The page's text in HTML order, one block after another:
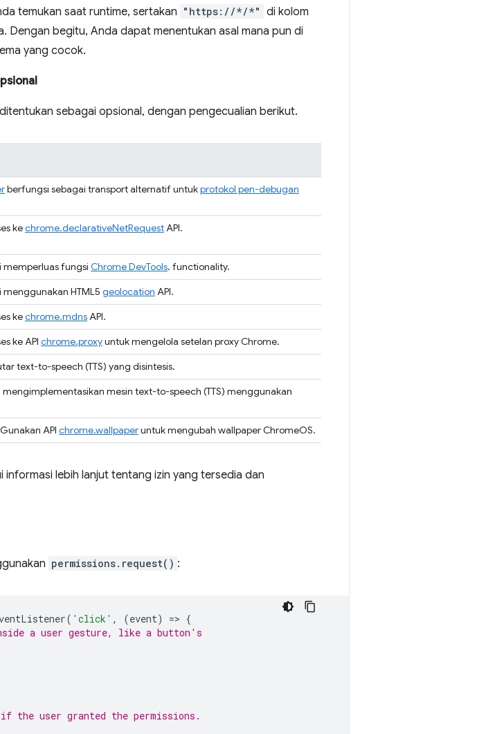
temukan saat runtime, sertakan "https://*/*" di kolom
Dengan begitu, Anda dapat menentukan asal mana pun di
yang cocok.
sebagai opsional, dengan pengecualian berikut.
berfungsi sebagai transport alternatif untukprotokol pen-debugan
kechrome.declarativeNetRequestAPI.
memperluas fungsi Chrome DevTools. functionality.
HTML5 geolocation API.
kechrome.mdnsAPI.
ke API chrome.proxyuntuk mengelola setelan proxy Chrome.
text-to-speech (TTS) yang disintesis.
mengimplementasikan mesin text-to-speech (TTS) menggunakan
API chrome.wallpaperuntuk mengubah wallpaper ChromeOS.
informasi lebih lanjut tentang izin yang tersedia dan
permissions.request() :
( 'click' , (event) => {
a user gesture, like a button's
the user granted the permissions.